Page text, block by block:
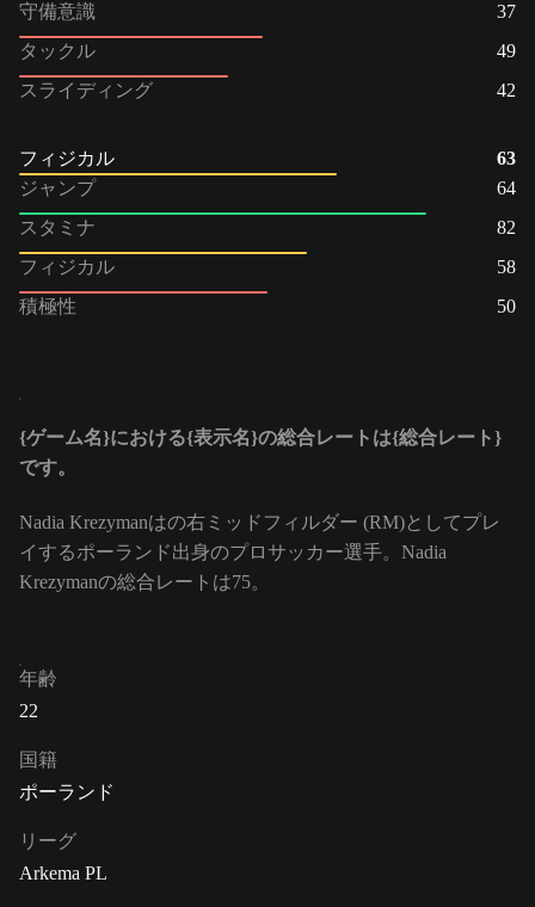
守備意識
37
タックル
49
スライディング
42
フィジカル
63
ジャンプ
64
スタミナ
82
フィジカル
58
積極性
50
{ゲーム名}における{表示名}の総合レートは{総合レート}
です。
Nadia Krezymanはの右ミッドフィルダー (RM)としてプレ
イするポーランド出身のプロサッカー選手。Nadia
Krezymanの総合レートは75。
年齢
22
国籍
ポーランド
リーグ
Arkema PL